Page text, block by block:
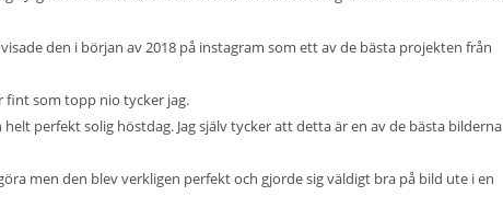
den i början av 2018 på instagram som ett av de bästa projekten från
fint som topp nio tycker jag.
perfekt solig höstdag. Jag själv tycker att detta är en av de bästa bilderna
men den blev verkligen perfekt och gjorde sig väldigt bra på bild ute i en